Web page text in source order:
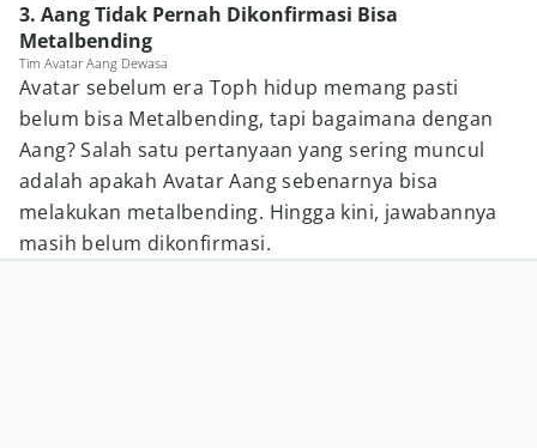
3. Aang Tidak Pernah Dikonfirmasi Bisa
Metalbending
Tim Avatar Aang Dewasa
Avatar sebelum era Toph hidup memang pasti
belum bisa Metalbending, tapi bagaimana dengan
Aang? Salah satu pertanyaan yang sering muncul
adalah apakah Avatar Aang sebenarnya bisa
melakukan metalbending. Hingga kini, jawabannya
masih belum dikonfirmasi.